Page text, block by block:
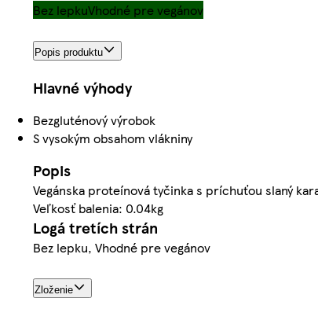
Bez lepkuVhodné pre vegánov
Popis produktu
Hlavné výhody
Bezgluténový výrobok
S vysokým obsahom vlákniny
Popis
Vegánska proteínová tyčinka s príchuťou slaný
Veľkosť balenia: 0.04kg
Logá tretích strán
Bez lepku, Vhodné pre vegánov
Zloženie